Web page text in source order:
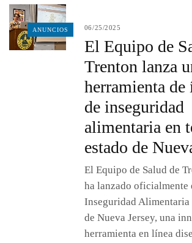
ANUNCIOS 06/25/2025
El Equipo de
Trenton lanza
herramienta de
de inseguridad
alimentaria en
estado de
El Equipo de Salud de
ha lanzado oficialmente
Inseguridad Alimentaria
de Nueva Jersey, una
herramienta en línea